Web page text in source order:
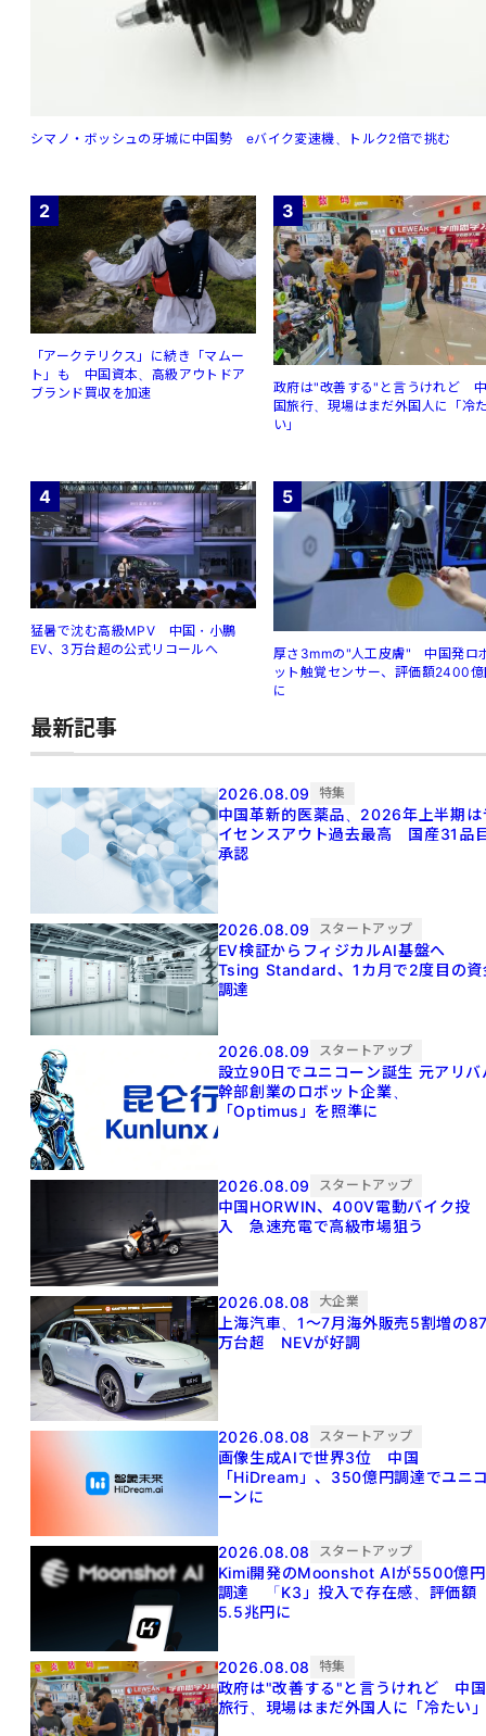
シマノ・ボッシュの牙城に中国勢 eバイク変速機、トルク2倍で挑む
2
「アークテリクス」に続き「マムー
ト」も 中国資本、高級アウトドア
ブランド買収を加速
3
政府は"改善する"と言うけれど
国旅行、現場はまだ外国人に「冷
い」
4
猛暑で沈む高級MPV 中国・小鵬
EV、3万台超の公式リコールへ
5
厚さ3mmの"人工皮膚" 中国発ロ
ット触覚センサー、評価額2400
に
最新記事
2026.08.09 特集
中国革新的医薬品、2026年上半期は
イセンスアウト過去最高 国産31品
承認
2026.08.09 スタートアップ
EV検証からフィジカルAI基盤へ
Tsing Standard、1カ月で2度目の資
調達
2026.08.09 スタートアップ
設立90日でユニコーン誕生 元アリババ
幹部創業のロボット企業、
「Optimus」を照準に
2026.08.09 スタートアップ
中国HORWIN、400V電動バイク投
入 急速充電で高級市場狙う
2026.08.08 大企業
上海汽車、1～7月海外販売5割増の
万台超 NEVが好調
2026.08.08 スタートアップ
画像生成AIで世界3位 中国
「HiDream」、350億円調達でユニ
ーンに
2026.08.08 スタートアップ
Kimi開発のMoonshot AIが5500億円
調達 「K3」投入で存在感、評価額
5.5兆円に
2026.08.08 特集
政府は"改善する"と言うけれど 中国
旅行、現場はまだ外国人に「冷たい